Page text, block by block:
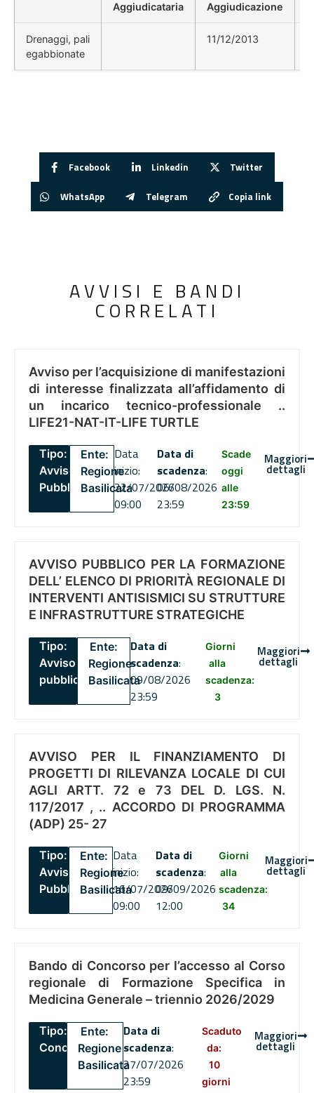
Aggiudicataria
Aggiudicazione
Drenaggi, pali
egabbionate
11/12/2013
Facebook Linkedin Twitter
WhatsApp Telegram Copia link
AVVISI E BANDI
CORRELATI
Avviso per l’acquisizione di manifestazioni
di interesse finalizzata all’affidamento di
un incarico tecnico-professionale ..
LIFE21-NAT-IT-LIFE TURTLE
Tipo:
Avviso
Pubblico
Ente:
Regione
Basilicata
Data
inizio:
22/07/2026
09:00
Data di
scadenza:
06/08/2026
23:59
Scade
oggi
alle
23:59
Maggiori
dettagli
AVVISO PUBBLICO PER LA FORMAZIONE
DELL’ ELENCO DI PRIORITÀ REGIONALE DI
INTERVENTI ANTISISMICI SU STRUTTURE
E INFRASTRUTTURE STRATEGICHE
Tipo:
Avviso
pubblico
Ente:
Regione
Basilicata
Data di
scadenza:
09/08/2026
23:59
Giorni
alla
scadenza:
3
Maggiori
dettagli
AVVISO PER IL FINANZIAMENTO DI
PROGETTI DI RILEVANZA LOCALE DI CUI
AGLI ARTT. 72 e 73 DEL D. LGS. N.
117/2017 , .. ACCORDO DI PROGRAMMA
(ADP) 25- 27
Tipo:
Avviso
Pubblico
Ente:
Regione
Basilicata
Data
inizio:
16/07/2026
09:00
Data di
scadenza:
09/09/2026
12:00
Giorni
alla
scadenza:
34
Maggiori
dettagli
Bando di Concorso per l’accesso al Corso
regionale di Formazione Specifica in
Medicina Generale – triennio 2026/2029
Tipo:
Concorsi
Ente:
Regione
Basilicata
Data di
scadenza:
27/07/2026
23:59
Scaduto
da:
10
giorni
Maggiori
dettagli